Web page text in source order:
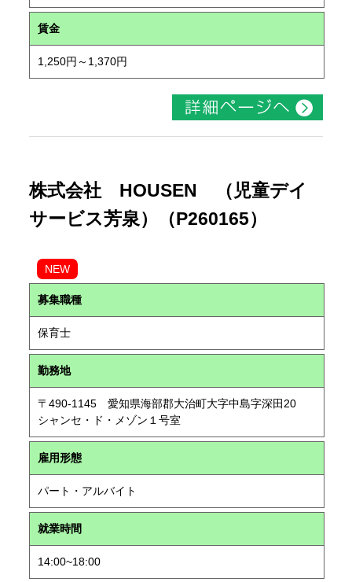
賃金
1,250円～1,370円
株式会社 HOUSEN （児童デイ
サービス芳泉）（P260165）
NEW
募集職種
保育士
勤務地
〒490-1145 愛知県海部郡大治町大字中島字深田20
シャンセ・ド・メゾン１号室
雇用形態
パート・アルバイト
就業時間
14:00~18:00